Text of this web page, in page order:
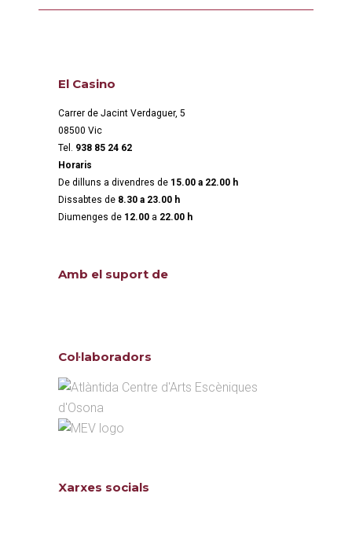
El Casino
Carrer de Jacint Verdaguer, 5
08500 Vic
Tel. 938 85 24 62
Horaris
De dilluns a divendres de 15.00 a 22.00 h
Dissabtes de 8.30 a 23.00 h
Diumenges de 12.00 a 22.00 h
Amb el suport de
Col·laboradors
Xarxes socials